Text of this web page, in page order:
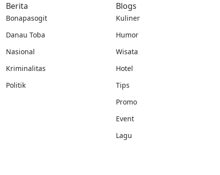
Berita
Bonapasogit
Danau Toba
Nasional
Kriminalitas
Politik
Blogs
Kuliner
Humor
Wisata
Hotel
Tips
Promo
Event
Lagu